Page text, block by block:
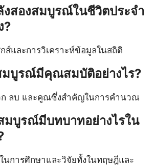
งสองสมบูรณ์ในชีวิตประจำ
?
และการวิเคราะห์ข้อมูลในสถิติ
มบูรณ์มีคุณสมบัติอย่างไร?
ลบ และคูณซึ่งสำคัญในการคำนวณ
มบูรณ์มีบทบาทอย่างไรใน
การศึกษาและวิจัยทั้งในทฤษฎีและ